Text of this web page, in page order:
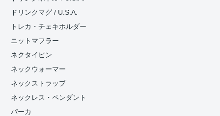
ドリンクマグ / U.S.A.
トレカ・チェキホルダー
ニットマフラー
ネクタイピン
ネックウォーマー
ネックストラップ
ネックレス・ペンダント
パーカ